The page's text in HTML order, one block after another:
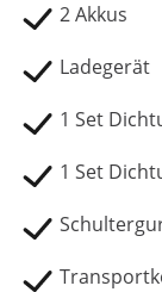
2 Akkus
Ladegerät
1 Set
1 Set